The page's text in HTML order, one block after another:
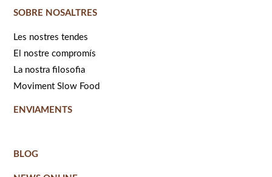
SOBRE NOSALTRES
Les nostres tendes
El nostre compromís
La nostra filosofia
Moviment Slow Food
ENVIAMENTS
BLOG